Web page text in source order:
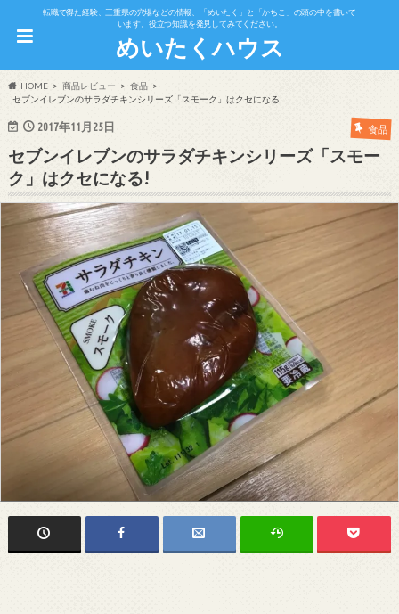
転職で得た経験、三重県の穴場などの情報、「めいたく」と「かちこ」の頭の中を書いて
います。役立つ知識を発見してみてください。
めいたくハウス
HOME 商品レビュー
食品
セブンイレブンのサラダチキンシリーズ「スモーク」はクセになる!
2017年11月25日 食品
セブンイレブンのサラダチキンシリーズ「スモー
ク」はクセになる!